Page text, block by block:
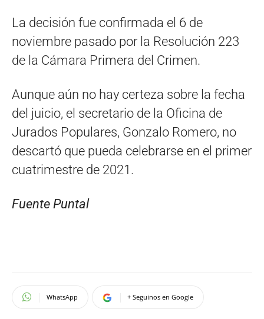
La decisión fue confirmada el 6 de
noviembre pasado por la Resolución 223
de la Cámara Primera del Crimen.
Aunque aún no hay certeza sobre la fecha
del juicio, el secretario de la Oficina de
Jurados Populares, Gonzalo Romero, no
descartó que pueda celebrarse en el primer
cuatrimestre de 2021.
Fuente Puntal
WhatsApp + Seguinos en Google